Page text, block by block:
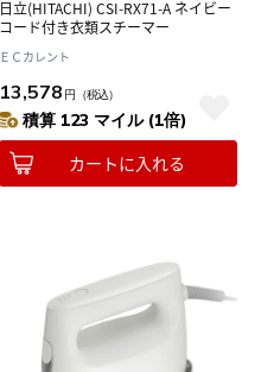
日立(HITACHI) CSI-RX71-A ネイビー
コード付き衣類スチーマー
ＥＣカレント
13,578 円 （税込）
積算 123 マイル (1倍)
カートに入れる